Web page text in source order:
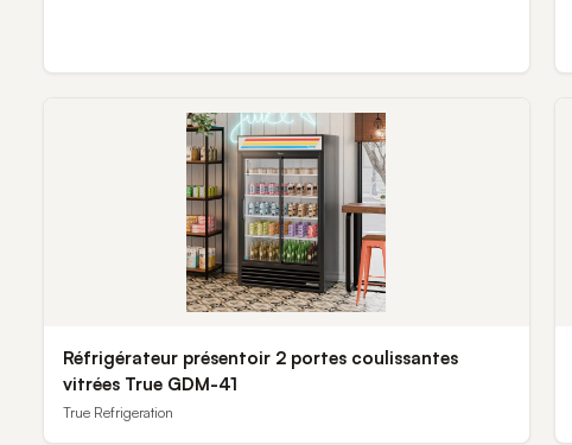
Réfrigérateur présentoir 2 portes coulissantes
vitrées True GDM-41
True Refrigeration